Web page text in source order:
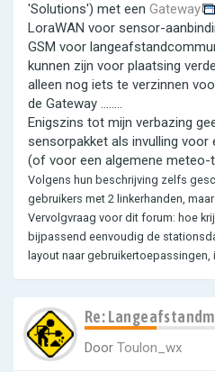
'Solutions') met een Gateway
LoraWAN voor sensor-
GSM voor
kunnen zijn voor plaatsing
alleen nog iets te verzinnen
de Gateway ........
Enigszins tot mijn verbazing
sensorpakket als invulling voor
(of voor een algemene meteo-
Volgens hun beschrijving zelfs
gebruikers met 2 linkerhanden,
Vervolgvraag voor dit forum: hoe
bijpassend eenvoudig de
layout naar gebruikertoepassingen,
Re:
Door Toulon_wx